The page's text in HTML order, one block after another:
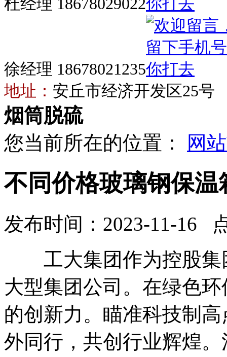
杜经理 18678029022
徐经理 18678021235
地址： 安丘市经济开发区25号
烟筒脱硫
您当前所在的位置：
网
不同价格玻璃钢保温
发布时间：2023-11-16
工大集团作为控股集
大型集团公司。在绿色
的创新力。瞄准科技制
外同行，共创行业辉煌